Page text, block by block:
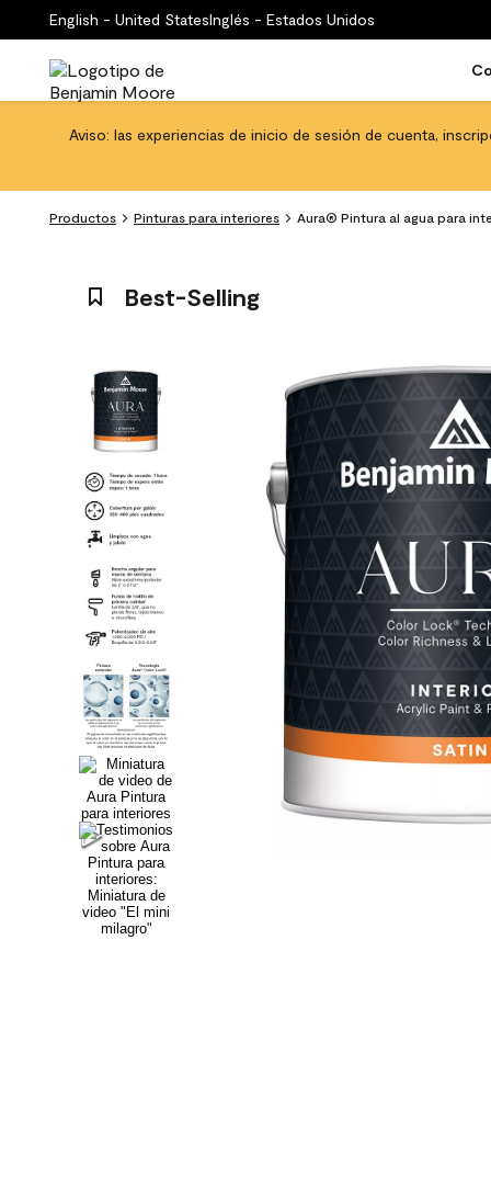
English - United StatesInglés - Estados Unidos
Aviso: las experiencias de inicio de sesión de cuenta,
Productos Pinturas para interiores Aura® Pintura al agua para
Best-Selling